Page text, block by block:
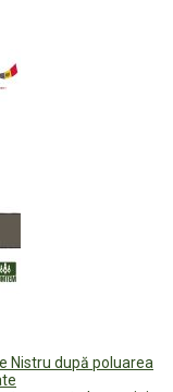
Nistru după poluarea